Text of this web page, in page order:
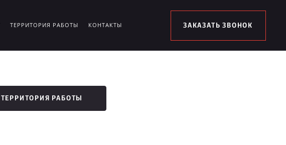
ТЕРРИТОРИЯ РАБОТЫ КОНТАКТЫ ЗАКАЗАТЬ ЗВОНОК
ТЕРРИТОРИЯ РАБОТЫ